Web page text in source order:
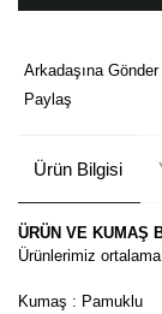
Arkadaşına Gönder
Paylaş
Ürün Bilgisi
ÜRÜN VE KUMAŞ
Ürünlerimiz
Kumaş : Pamuklu